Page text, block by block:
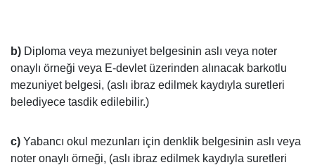
b) Diploma veya mezuniyet belgesinin aslı veya noter
onaylı örneği veya E-devlet üzerinden alınacak barkotlu
mezuniyet belgesi, (aslı ibraz edilmek kaydıyla suretleri
belediyece tasdik edilebilir.)
c) Yabancı okul mezunları için denklik belgesinin aslı veya
noter onaylı örneği, (aslı ibraz edilmek kaydıyla suretleri